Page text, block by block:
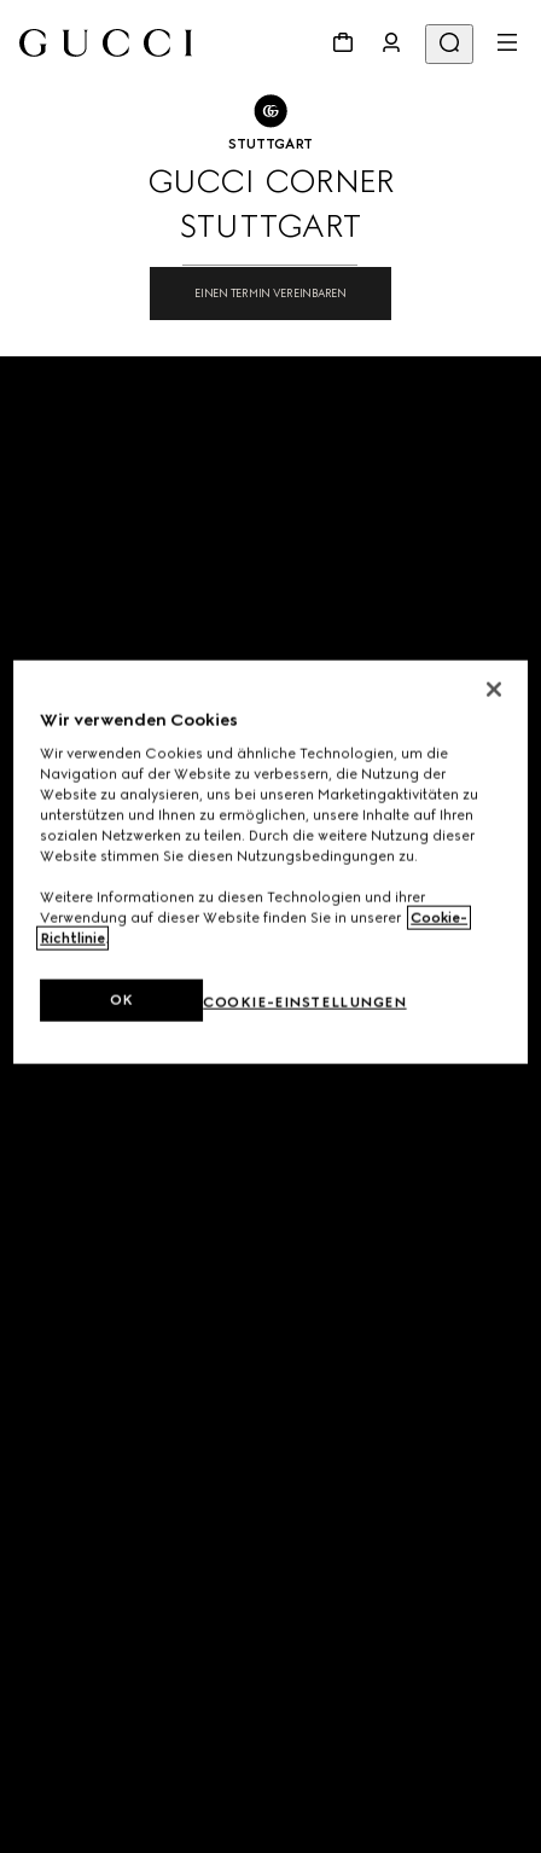
Weitersagen
STUTTGART
GUCCI CORNER
STUTTGART
EINEN TERMIN VEREINBAREN
Wir verwenden Cookies
Wir verwenden Cookies und ähnliche Technologien, um die
Navigation auf der Website zu verbessern, die Nutzung der
Website zu analysieren, uns bei unseren Marketingaktivitäten zu
unterstützen und Ihnen zu ermöglichen, unsere Inhalte auf Ihren
sozialen Netzwerken zu teilen. Durch die weitere Nutzung dieser
Website stimmen Sie diesen Nutzungsbedingungen zu.
Weitere Informationen zu diesen Technologien und ihrer
Verwendung auf dieser Website finden Sie in unserer Cookie-
Richtlinie.
COOKIE-EINSTELLUNGEN
OK